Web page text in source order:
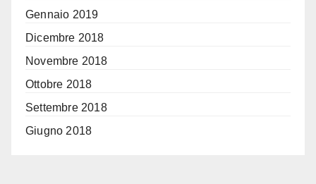
Gennaio 2019
Dicembre 2018
Novembre 2018
Ottobre 2018
Settembre 2018
Giugno 2018